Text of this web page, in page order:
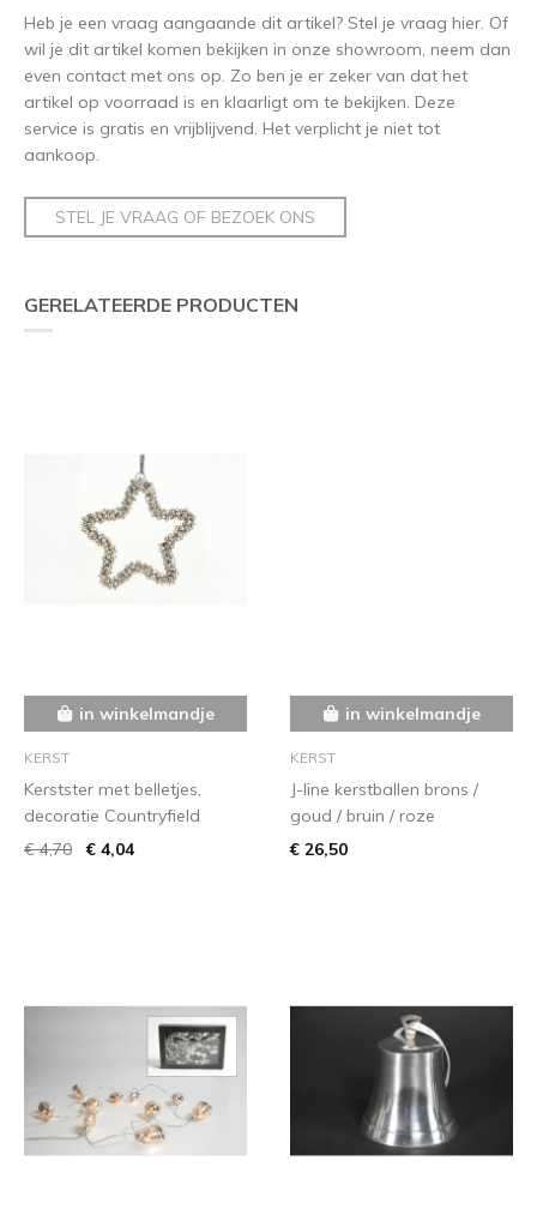
Heb je een vraag aangaande dit artikel? Stel je vraag hier. Of
wil je dit artikel komen bekijken in onze showroom, neem dan
even contact met ons op. Zo ben je er zeker van dat het
artikel op voorraad is en klaarligt om te bekijken. Deze
service is gratis en vrijblijvend. Het verplicht je niet tot
aankoop.
STEL JE VRAAG OF BEZOEK ONS
GERELATEERDE PRODUCTEN
in winkelmandje
KERST
Kerstster met belletjes,
decoratie Countryfield
€ 4,70
€ 4,04
in winkelmandje
KERST
J-line kerstballen brons /
goud / bruin / roze
€ 26,50